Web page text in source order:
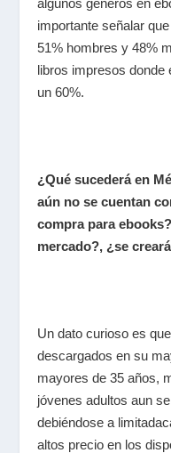
algunos géneros en
importante señalar
51% hombres y 48%
libros impresos
un 60%.
¿Qué sucederá en
aún no se cuentan
compra para
mercado?, ¿se
Un dato curioso es
descargados en su
mayores de 35 años,
jóvenes adultos aun
debiéndose a
altos precio en los